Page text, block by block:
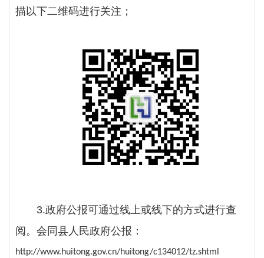
描以下二维码进行关注；
3.政府公报可通过线上或线下的方式进行查
阅。 会同县人民政府公报：
http://www.huitong.gov.cn/huitong/c134012/tz.shtml